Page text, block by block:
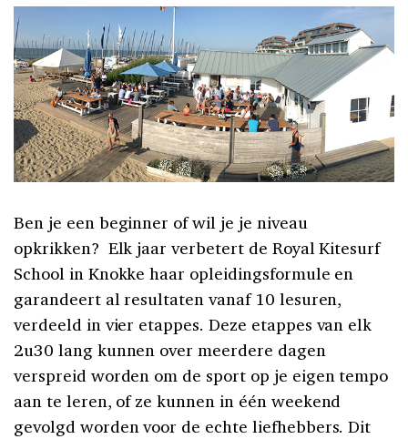
Ben je een beginner of wil je je niveau
opkrikken? Elk jaar verbetert de Royal Kitesurf
School in Knokke haar opleidingsformule en
garandeert al resultaten vanaf 10 lesuren,
verdeeld in vier etappes. Deze etappes van elk
2u30 lang kunnen over meerdere dagen
verspreid worden om de sport op je eigen tempo
aan te leren, of ze kunnen in één weekend
gevolgd worden voor de echte liefhebbers. Dit